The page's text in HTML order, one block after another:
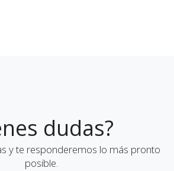
dudas?
y te responderemos lo más pronto
posible.